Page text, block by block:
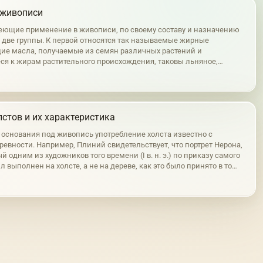
применение в живописи, по своему составу и назначению
две группы. К первой относятся так называемые жирные
масла, получаемые из семян различных растений и
к жирам растительного происхождения, таковы льняное,
и их характеристика
основания под живопись употребление холста известно с
Например, Плиний свидетельствует, что портрет Нерона,
одним из художников того времени (I в. н. э.) по приказу самого
выполнен на холсте, а не на дереве, как это было принято в то